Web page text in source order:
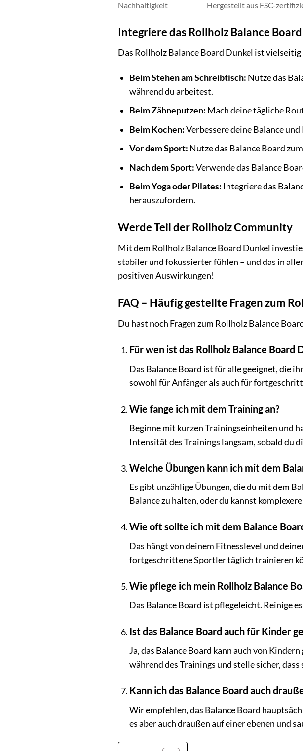
Nachhaltigkeit
Hergestellt aus FSC-
Integriere das Rollholz Balance
Das Rollholz Balance Board Dunkel ist
Beim Stehen am Schreibtisch: Nutze das
während du arbeitest.
Beim Zähneputzen: Mach deine tägliche
Beim Kochen:Verbessere deine Balance
Vor dem Sport: Nutze das Balance Board
Nach dem Sport:Verwende das Balance
Beim Yoga oder Pilates: Integriere das
herauszufordern.
Werde Teil der Rollholz Community
Mit dem Rollholz Balance Board Dunkel
stabiler und fokussierter fühlen – und das in
positiven Auswirkungen!
FAQ – Häufig gestellte Fragen zum
Du hast noch Fragen zum Rollholz Balance
Für wen ist das Rollholz Balance Board
Das Balance Board ist für alle geeignet, die
sowohl für Anfänger als auch für
Wie fange ich mit dem Training an?
Beginne mit kurzen Trainingseinheiten und
Intensität des Trainings langsam, sobald du
Welche Übungen kann ich mit dem
Es gibt unzählige Übungen, die du mit dem
Balance zu halten, oder du kannst
Wie oft sollte ich mit dem Balance
Das hängt von deinem Fitnesslevel und
fortgeschrittene Sportler täglich trainieren
Wie pflege ich mein Rollholz Balance
Das Balance Board ist pflegeleicht. Reinige
Ist das Balance Board auch für Kinder
Ja, das Balance Board kann auch von
während des Trainings und stelle sicher,
Kann ich das Balance Board auch
Wir empfehlen, das Balance Board
es aber auch draußen auf einer ebenen und